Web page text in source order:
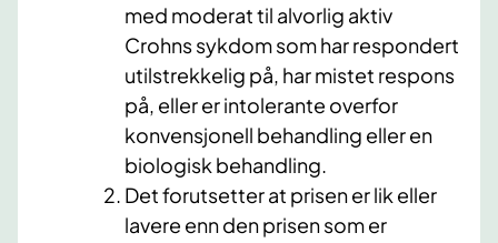
med moderat til alvorlig aktiv
Crohns sykdom som har respondert
utilstrekkelig på, har mistet respons
på, eller er intolerante overfor
konvensjonell behandling eller en
biologisk behandling.
Det forutsetter at prisen er lik eller
lavere enn den prisen som er